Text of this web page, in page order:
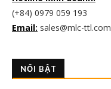
(+84) 0979 059 193
Email: sales@mlc-ttl.com
NỔI BẬT